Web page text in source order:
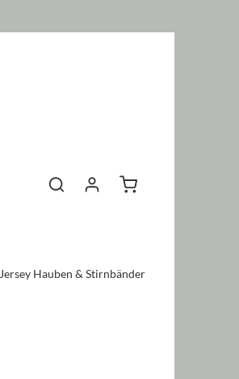
Warenkorb enthält 0
Jersey Hauben & Stirnbänder